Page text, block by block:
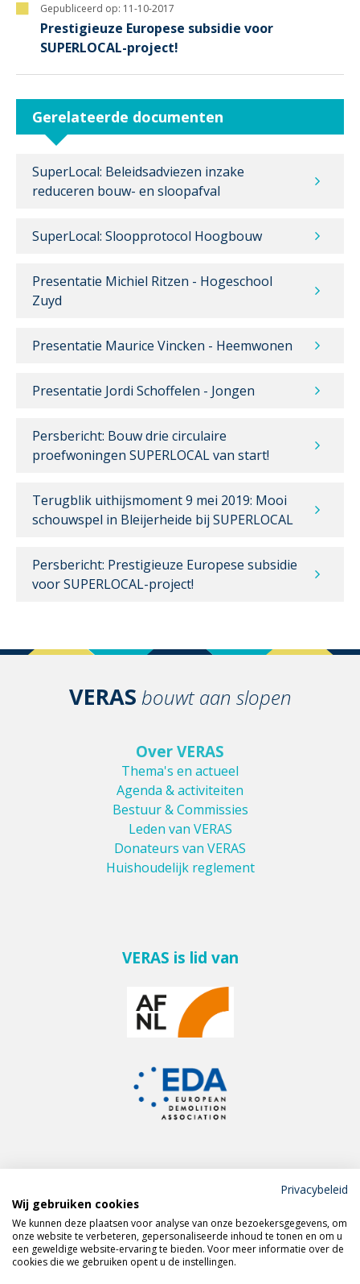
Gepubliceerd op: 11-10-2017
Prestigieuze Europese subsidie voor
SUPERLOCAL-project!
Gerelateerde documenten
SuperLocal: Beleidsadviezen inzake
reduceren bouw- en sloopafval
SuperLocal: Sloopprotocol Hoogbouw
Presentatie Michiel Ritzen - Hogeschool
Zuyd
Presentatie Maurice Vincken - Heemwonen
Presentatie Jordi Schoffelen - Jongen
Persbericht: Bouw drie circulaire
proefwoningen SUPERLOCAL van start!
Terugblik uithijsmoment 9 mei 2019: Mooi
schouwspel in Bleijerheide bij SUPERLOCAL
Persbericht: Prestigieuze Europese subsidie
voor SUPERLOCAL-project!
VERAS bouwt aan slopen
Over VERAS
Thema's en actueel
Agenda & activiteiten
Bestuur & Commissies
Leden van VERAS
Donateurs van VERAS
Huishoudelijk reglement
VERAS is lid van
Meld je aan voor de
VERAS nieuwsbrief
Volg VERAS op
Privacybeleid
Wij gebruiken cookies
We kunnen deze plaatsen voor analyse van onze bezoekersgegevens, om
onze website te verbeteren, gepersonaliseerde inhoud te tonen en om u
een geweldige website-ervaring te bieden. Voor meer informatie over de
cookies die we gebruiken opent u de instellingen.